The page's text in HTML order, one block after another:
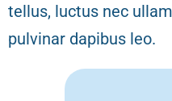
tellus, luctus nec
pulvinar dapibus leo.